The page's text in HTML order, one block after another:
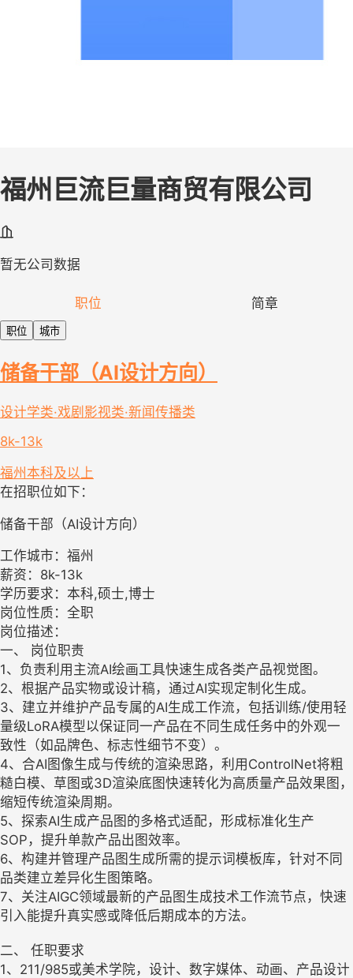
福州巨流巨量商贸有限公司
暂无公司数据
职位 简章
职位 城市
储备干部（AI设计方向）
设计学类·戏剧影视类·新闻传播类
8k-13k
福州 本科及以上
在招职位如下：
储备干部（AI设计方向）
工作城市：福州
薪资：8k-13k
学历要求：本科,硕士,博士
岗位性质：全职
岗位描述：
一、 岗位职责
1、负责利用主流AI绘画工具快速生成各类产品视觉图。
2、根据产品实物或设计稿，通过AI实现定制化生成。
3、建立并维护产品专属的AI生成工作流，包括训练/使用轻
量级LoRA模型以保证同一产品在不同生成任务中的外观一
致性（如品牌色、标志性细节不变）。
4、合AI图像生成与传统的渲染思路，利用ControlNet将粗
糙白模、草图或3D渲染底图快速转化为高质量产品效果图，
缩短传统渲染周期。
5、探索AI生成产品图的多格式适配，形成标准化生产
SOP，提升单款产品出图效率。
6、构建并管理产品图生成所需的提示词模板库，针对不同
品类建立差异化生图策略。
7、关注AIGC领域最新的产品图生成技术工作流节点，快速
引入能提升真实感或降低后期成本的方法。
二、 任职要求
1、211/985或美术学院，设计、数字媒体、动画、产品设计